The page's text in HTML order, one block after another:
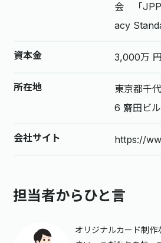
会 「
acy
資本金 3,000万 円
所在地
東京都千
6 齋田ビル
会社サイト https://
担当者からひと言
オリジナルカード制作